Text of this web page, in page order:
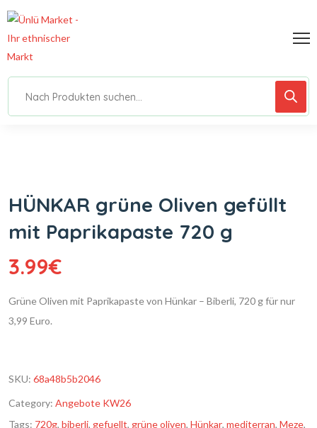
HÜNKAR grüne Oliven gefüllt
mit Paprikapaste 720 g
3.99€
Grüne Oliven mit Paprikapaste von Hünkar – Biberli, 720 g für nur
3,99 Euro.
SKU: 68a48b5b2046
Category: Angebote KW26
Tags: 720g, biberli, gefuellt, grüne oliven, Hünkar, mediterran, Meze,